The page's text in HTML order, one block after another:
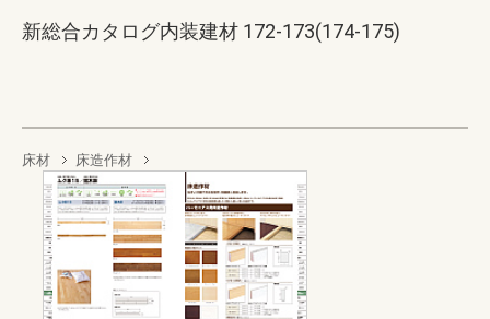
新総合カタログ内装建材 172-173(174-175)
床材 床造作材